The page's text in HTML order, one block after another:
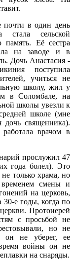
почти в один день
сельской
память. Её сестра
на заводе и в
Дочь Анастасия -
поступила
учиться не
школу, жил у
в Соломбале, на
школы увезли к
школе (мне
дочь священника).
врачом в
прослужил 47
года болел). Это
только храма, но
смены и
на церковь,
30-е годы, когда по
Протоиерей
с просьбой не
но не
он не уберег, ее
войны он не
на снаряды.